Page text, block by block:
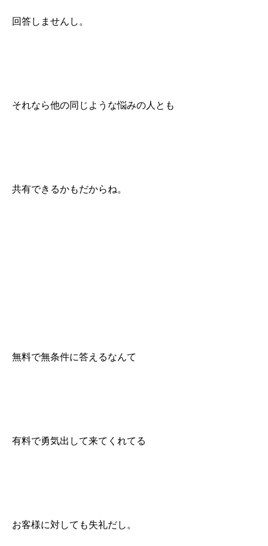
回答しませんし。
それなら他の同じような悩みの人とも
共有できるかもだからね。
無料で無条件に答えるなんて
有料で勇気出して来てくれてる
お客様に対しても失礼だし。